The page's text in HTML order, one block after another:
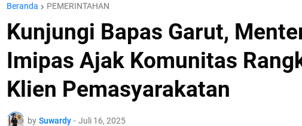
Beranda PEMERINTAHAN
Kunjungi Bapas Garut,
Imipas Ajak Komunitas
Klien Pemasyarakatan
by Suwardy - Juli 16, 2025